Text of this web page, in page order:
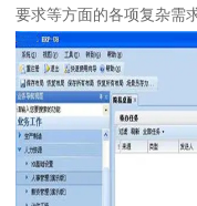
要求等方面的各项复杂需求